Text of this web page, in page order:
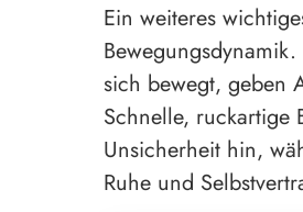
Ein weiteres
sich bewegt, geben
Schnelle, ruckartige
Unsicherheit hin,
Ruhe und